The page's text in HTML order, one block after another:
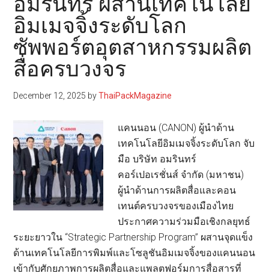
“printHOW
Bangkok
2026”
ยก
การ
พิมพ์
ใหม่
ใน
ธีม
“Unlock
the
Full
Power
of
อิมเมจจิ้งระดับโลก
ซัพพอร์ตอุตสาหกรรมผลิต
สื่อครบวงจร
December 12, 2025 byThaiPackMagazine
แคนนอน (CANON) ผู้นำด้าน
เทคโนโลยีอิมเมจจิ้งระดับโลก จับ
มือ บริษัท อมรินทร์
คอร์เปอเรชั่นส์ จำกัด (มหาชน)
ผู้นำด้านการผลิตสื่อและคอน
เทนต์ครบวงจรของเมืองไทย
ประกาศความร่วมมือเชิงกลยุทธ์
ระยะยาวใน “Strategic Partnership Program” ผสานจุดแข็ง
ด้านเทคโนโลยีการพิมพ์และโซลูชันอิมเมจจิ้งของแคนนอน
เข้ากับศักยภาพการผลิตสื่อและแพลตฟอร์มการสื่อสารที่